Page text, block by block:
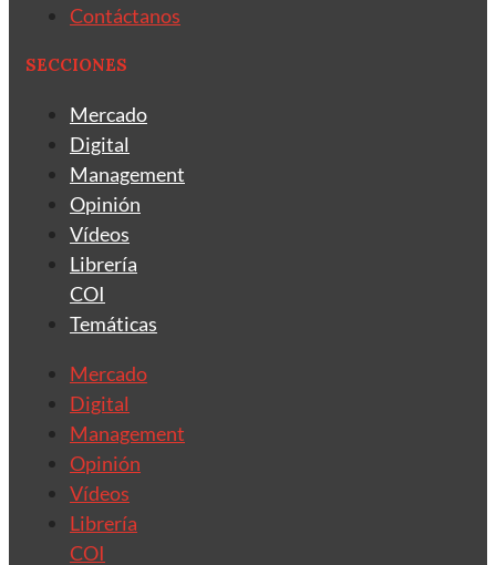
Contáctanos
SECCIONES
Mercado
Digital
Management
Opinión
Vídeos
Librería
COI
Temáticas
Mercado
Digital
Management
Opinión
Vídeos
Librería
COI